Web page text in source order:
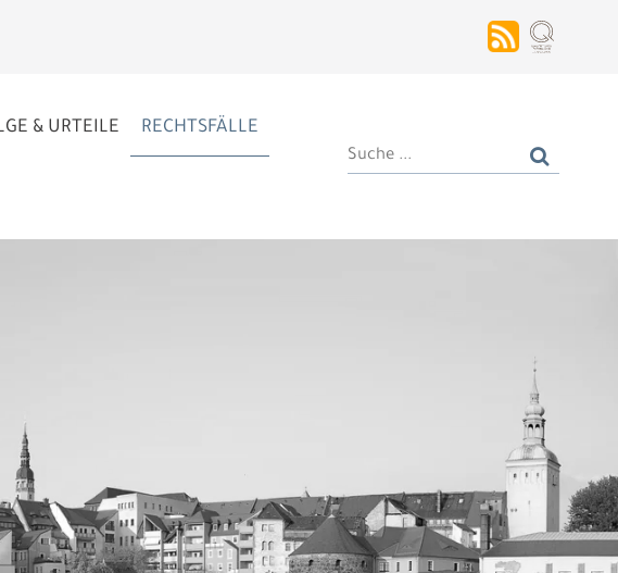
& URTEILE RECHTSFÄLLE